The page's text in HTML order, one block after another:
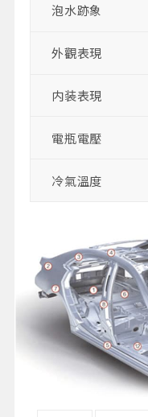
泡水跡象
外觀表現
内装表現
電瓶電壓
冷氣溫度